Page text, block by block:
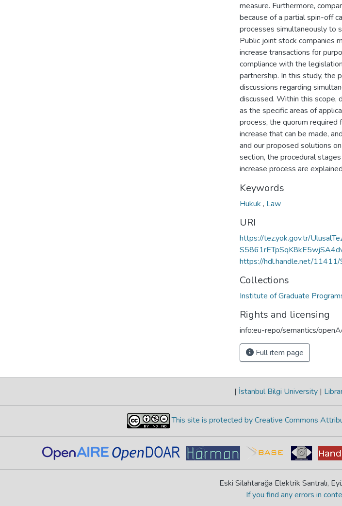
measure. Furthermore,
because of a partial spin-off
processes simultaneously to
Public joint stock companies
increase transactions for
compliance with the
partnership. In this study, the
discussions regarding
discussed. Within this scope,
as the specific areas of
process, the quorum required
increase that can be made,
and our proposed solutions
section, the procedural
increase process are
Keywords
Hukuk , Law
URI
https://tez.yok.gov.tr/
https://hdl.handle.net/
Collections
Institute of Graduate
Rights and licensing
info:eu-repo/semantics/
Full item page
| İstanbul Bilgi University |
This site is protected by Creative Commons
Eski Silahtarağa Elektrik Santralı,
If you find any errors in